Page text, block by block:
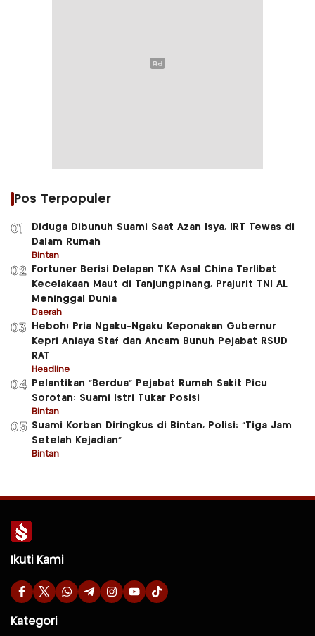
Pos Terpopuler
01
Diduga Dibunuh Suami Saat Azan Isya, IRT Tewas di
Dalam Rumah
Bintan
02
Fortuner Berisi Delapan TKA Asal China Terlibat
Kecelakaan Maut di Tanjungpinang, Prajurit TNI AL
Meninggal Dunia
Daerah
03
Heboh! Pria Ngaku-Ngaku Keponakan Gubernur
Kepri Aniaya Staf dan Ancam Bunuh Pejabat RSUD
RAT
Headline
04
Pelantikan “Berdua” Pejabat Rumah Sakit Picu
Sorotan: Suami Istri Tukar Posisi
Bintan
05 Suami Korban Diringkus di Bintan, Polisi: “Tiga Jam
Setelah Kejadian”
Bintan
Ikuti Kami
Kategori